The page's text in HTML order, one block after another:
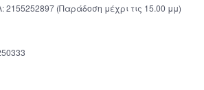
(Παράδοση μέχρι τις 15.00 μμ)